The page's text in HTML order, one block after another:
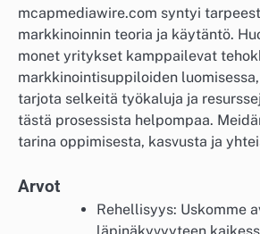
mcapmediawire.com syntyi
markkinoinnin teoria ja käytäntö.
monet yritykset kamppailevat
markkinointisuppiloiden
tarjota selkeitä työkaluja ja
tästä prosessista helpompaa.
tarina oppimisesta, kasvusta ja
Arvot
Rehellisyys: Uskomme